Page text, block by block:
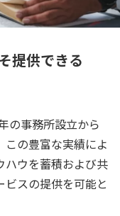
提供できる
の事務所設立から
この豊富な実績によ
ハウを蓄積および共
スの提供を可能と